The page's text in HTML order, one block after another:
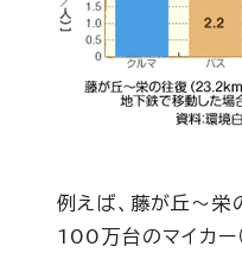
例えば、藤が丘～
100万台のマイカー